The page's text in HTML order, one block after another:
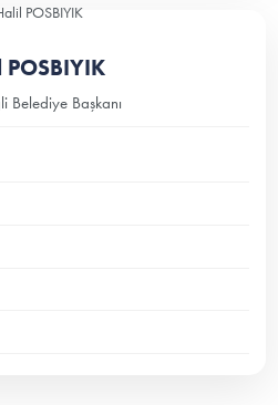
Belediye Başkanı